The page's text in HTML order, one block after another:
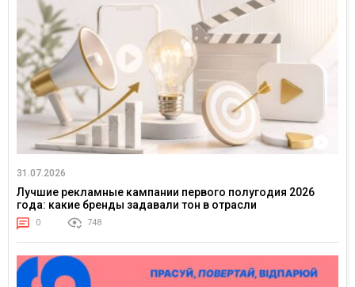
31.07.2026
Лучшие рекламные кампании первого полугодия 2026
года: какие бренды задавали тон в отрасли
0 748